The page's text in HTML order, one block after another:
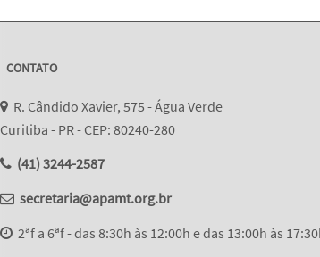
CONTATO
R. Cândido Xavier, 575 - Água Verde
Curitiba - PR - CEP: 80240-280
(41) 3244-2587
secretaria@apamt.org.br
2ªf a 6ªf - das 8:30h às 12:00h e das 13:00h às